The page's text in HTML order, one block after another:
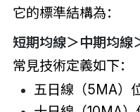
它的標準結構為：
短期均線＞中期均線
常見技術定義如下：
五日線（5MA）